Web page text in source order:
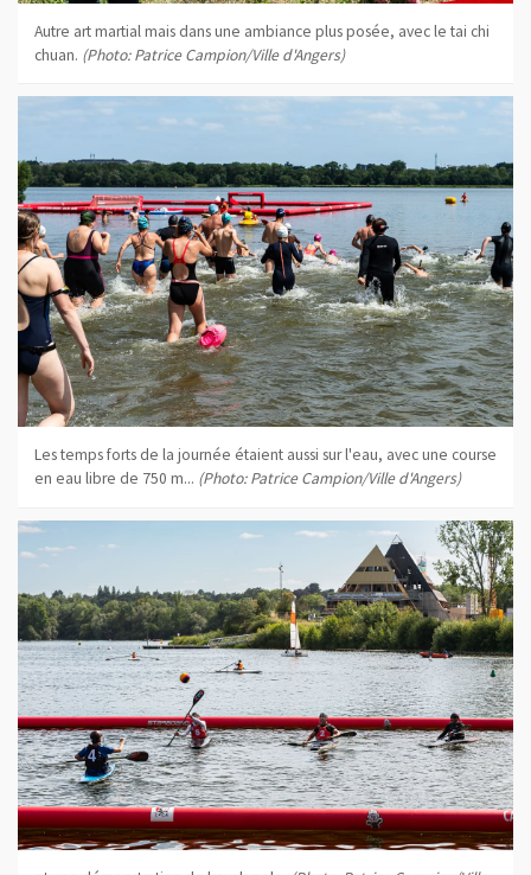
Autre art martial mais dans une ambiance plus posée, avec le tai chi
chuan. (Photo: Patrice Campion/Ville d'Angers)
Les temps forts de la journée étaient aussi sur l'eau, avec une course
en eau libre de 750 m... (Photo: Patrice Campion/Ville d'Angers)